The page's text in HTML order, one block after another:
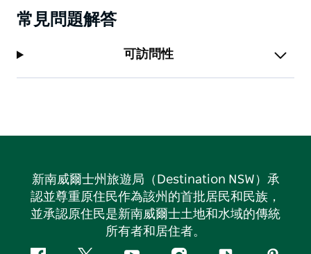
常見問題解答
可訪問性
新南威爾士州旅遊局（Destination NSW）承
認並尊重原住民作為該州的首批居民和民族，
並承認原住民是新南威爾士土地和水域的傳統
所有者和居住者。